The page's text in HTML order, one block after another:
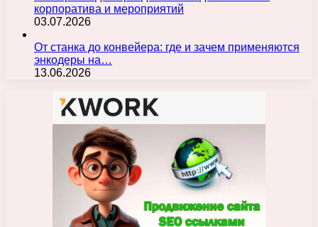
корпоратива и мероприятий
03.07.2026
От станка до конвейера: где и зачем применяются
энкодеры на…
13.06.2026